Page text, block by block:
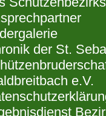
der St.
e.V.